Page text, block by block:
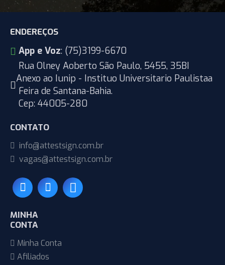
ENDEREÇOS
App e Voz: (75)3199-6670
Rua Olney Aoberto São Paulo, 5455, 35BI
Anexo ao Iunip - Instituo Universitario Paulistaa
Feira de Santana-Bahia.
Cep: 44005-280
CONTATO
info@attestsign.com.br
vagas@attestsign.com.br
MINHA
CONTA
Minha Conta
Afiliados